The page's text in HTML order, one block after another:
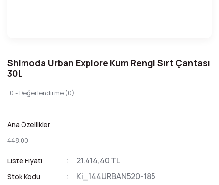
Shimoda Urban Explore Kum Rengi Sırt Çantası
30L
0 - Değerlendirme (0)
Ana Özellikler
448.00
Liste Fiyatı 21.414,40 TL
Stok Kodu Ki_144URBAN520-185